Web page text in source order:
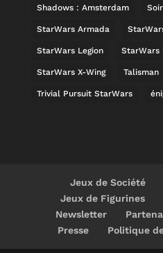
Shadows : Amsterdam
StarWars Armada
StarWars Legion StarWars
StarWars X-Wing Talisman
Trivial Pursuit StarWars
Jeux de Société
Jeux de Figurines
Newsletter
Presse
Politique